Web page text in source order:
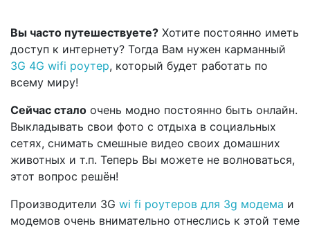
Вы часто путешествуете? Хотите постоянно иметь
доступ к интернету? Тогда Вам нужен карманный
3G 4G wifi роутер, который будет работать по
всему миру!
Сейчас стало очень модно постоянно быть онлайн.
Выкладывать свои фото с отдыха в социальных
сетях, снимать смешные видео своих домашних
животных и т.п. Теперь Вы можете не волноваться,
этот вопрос решён!
Производители 3G wi fi роутеров для 3g модема и
модемов очень внимательно отнеслись к этой теме